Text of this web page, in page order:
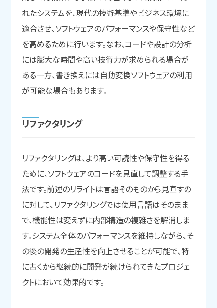
れたシステムを、現代の技術基準やビジネス環境に
適合させ、ソフトウェアのパフォーマンスや保守性など
を高めるために行います。なお、コードや設計の分析
には膨大な時間や高い技術力が求められる場合が
ある一方、書き換えには自動変換ソフトウェアの利用
が可能な場合もあります。
リファクタリング
リファクタリングは、より高い可読性や保守性を得る
ために、ソフトウェアのコードを見直して調整する手
法です。前述のリライトは言語そのものから見直すの
に対して、リファクタリングでは使用言語はそのまま
で、機能性は変えずに内部構造の複雑さを解消しま
す。システム全体のパフォーマンスを維持しながら、そ
の後の開発の生産性を向上させることが可能で、特
に古くから継続的に開発が続けられてきたプロジェ
クトにおいて効果的です。